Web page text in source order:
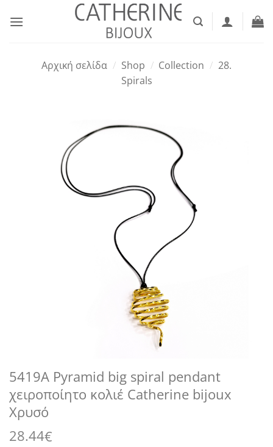
στο
Αρχική σελίδα / Shop / Collection / 28.
Spirals
5419A Pyramid big spiral pendant
χειροποίητο κολιέ Catherine bijoux
Χρυσό
28.44€